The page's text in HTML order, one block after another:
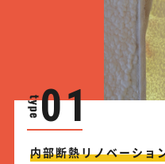
01
内部断熱リノベーショ